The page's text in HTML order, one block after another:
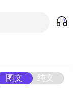
图文 纯文